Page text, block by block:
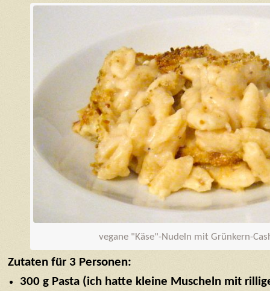
vegane "Käse"-Nudeln mit Grünkern-
Zutaten für 3 Personen:
300 g Pasta (ich hatte kleine Muscheln mit